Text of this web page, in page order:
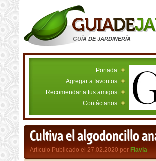
GUÍA DE JARDINERÍA
Portada
Agregar a favoritos
Recomendar a tus amigos
Contáctanos
Cultiva el algodoncillo
Artículo Publicado el 27.02.2020 por Flavia